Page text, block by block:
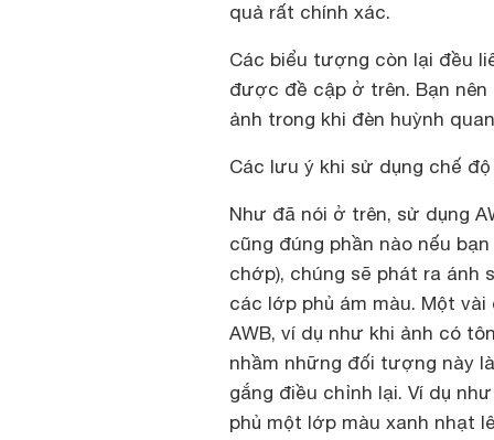
quả rất chính xác.
Các biểu tượng còn lại đều
được đề cập ở trên. Bạn
ảnh trong khi đèn huỳnh
Các lưu ý khi sử dụng chế
Như đã nói ở trên, sử dụng
cũng đúng phần nào nếu
chớp), chúng sẽ phát ra ánh
các lớp phủ ám màu. Một
AWB, ví dụ như khi ảnh có
nhầm những đối tượng này
gắng điều chỉnh lại. Ví dụ
phủ một lớp màu xanh nhạt